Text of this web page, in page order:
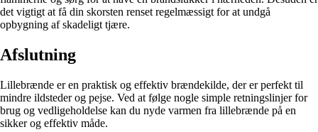
det vigtigt at få din skorsten renset regelmæssigt for at undgå
opbygning af skadeligt tjære.
Afslutning
Lillebrænde er en praktisk og effektiv brændekilde, der er perfekt til
mindre ildsteder og pejse. Ved at følge nogle simple retningslinjer for
brug og vedligeholdelse kan du nyde varmen fra lillebrænde på en
sikker og effektiv måde.